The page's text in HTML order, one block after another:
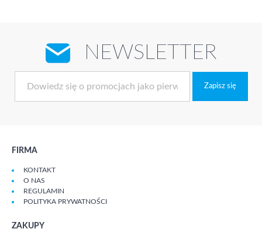
NEWSLETTER
Zapisz się
FIRMA
KONTAKT
O NAS
REGULAMIN
POLITYKA PRYWATNOŚCI
ZAKUPY